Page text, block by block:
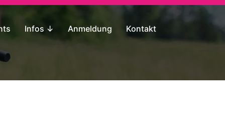
Infos ↓ Anmeldung Kontakt